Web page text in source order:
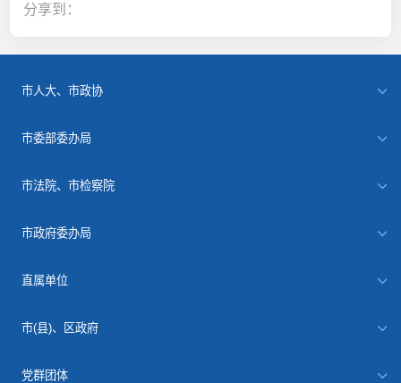
分享到：
市人大、市政协
市委部委办局
市法院、市检察院
市政府委办局
直属单位
市(县)、区政府
党群团体